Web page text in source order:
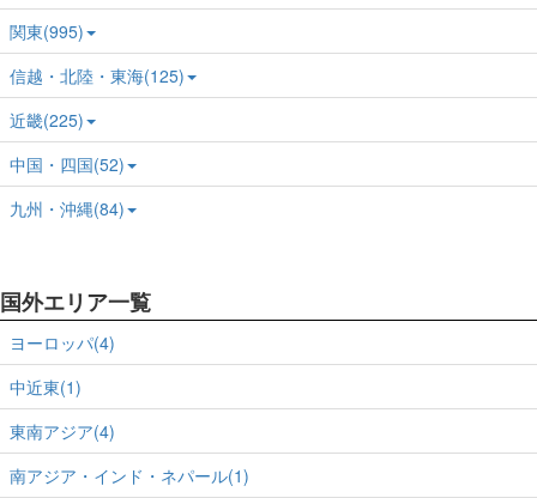
関東(995)
信越・北陸・東海(125)
近畿(225)
中国・四国(52)
九州・沖縄(84)
国外エリア一覧
ヨーロッパ(4)
中近東(1)
東南アジア(4)
南アジア・インド・ネパール(1)